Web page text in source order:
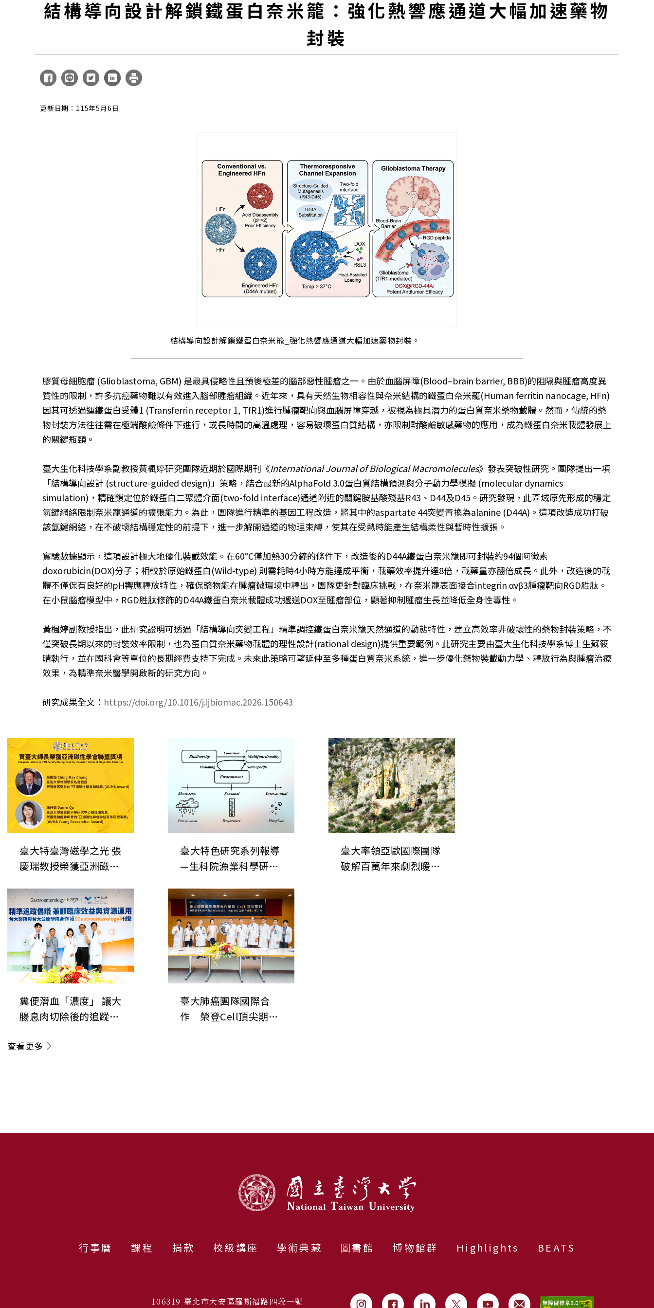
結構導向設計解鎖鐵蛋白奈米籠：強化熱響應通道大幅加速藥物
封裝
更新日期：115年5月6日
結構導向設計解鎖鐵蛋白奈米籠_強化熱響應通道大幅加速藥物封裝。
膠質母細胞瘤 (Glioblastoma, GBM) 是最具侵略性且預後極差的腦部惡性腫瘤之一。由於血腦屏障(Blood–brain barrier, BBB)的阻隔與腫瘤高度異
質性的限制，許多抗癌藥物難以有效進入腦部腫瘤組織。近年來，具有天然生物相容性與奈米結構的鐵蛋白奈米籠(Human ferritin nanocage, HFn)
因其可透過運鐵蛋白受體1 (Transferrin receptor 1, TfR1)進行腫瘤靶向與血腦屏障穿越，被視為極具潛力的蛋白質奈米藥物載體。然而，傳統的藥
物封裝方法往往需在極端酸鹼條件下進行，或長時間的高溫處理，容易破壞蛋白質結構，亦限制對酸鹼敏感藥物的應用，成為鐵蛋白奈米載體發展上
的關鍵瓶頸。
臺大生化科技學系副教授黃楓婷研究團隊近期於國際期刊《International Journal of Biological Macromolecules》發表突破性研究。團隊提出一項
「結構導向設計 (structure-guided design)」策略，結合最新的AlphaFold 3.0蛋白質結構預測與分子動力學模擬 (molecular dynamics
simulation)，精確鎖定位於鐵蛋白二聚體介面(two-fold interface)通道附近的關鍵胺基酸殘基R43、D44及D45。研究發現，此區域原先形成的穩定
氫鍵網絡限制奈米籠通道的擴張能力。為此，團隊進行精準的基因工程改造，將其中的aspartate 44突變置換為alanine (D44A)。這項改造成功打破
該氫鍵網絡，在不破壞結構穩定性的前提下，進一步解開通道的物理束縛，使其在受熱時能產生結構柔性與暫時性擴張。
實驗數據顯示，這項設計極大地優化裝載效能。在60°C僅加熱30分鐘的條件下，改造後的D44A鐵蛋白奈米籠即可封裝約94個阿黴素
doxorubicin(DOX)分子；相較於原始鐵蛋白(Wild-type) 則需耗時4小時方能達成平衡，載藥效率提升達8倍，載藥量亦翻倍成長。此外，改造後的載
體不僅保有良好的pH響應釋放特性，確保藥物能在腫瘤微環境中釋出，團隊更針對臨床挑戰，在奈米籠表面接合integrin αvβ3腫瘤靶向RGD胜肽。
在小鼠腦瘤模型中，RGD胜肽修飾的D44A鐵蛋白奈米載體成功遞送DOX至腫瘤部位，顯著抑制腫瘤生長並降低全身性毒性。
黃楓婷副教授指出，此研究證明可透過「結構導向突變工程」精準調控鐵蛋白奈米籠天然通道的動態特性，建立高效率非破壞性的藥物封裝策略，不
僅突破長期以來的封裝效率限制，也為蛋白質奈米藥物載體的理性設計(rational design)提供重要範例。此研究主要由臺大生化科技學系博士生蘇筱
晴執行，並在國科會等單位的長期經費支持下完成。未來此策略可望延伸至多種蛋白質奈米系統，進一步優化藥物裝載動力學、釋放行為與腫瘤治療
效果，為精準奈米醫學開啟新的研究方向。
研究成果全文： https://doi.org/10.1016/j.ijbiomac.2026.150643
臺大特臺灣磁學之光 張
慶瑞教授榮獲亞洲磁學
「AUMS Award」色研
究系列報導—生科院漁
業科學研究所揭開生態
系統穩定性的關鍵機制
臺大特色研究系列報導
—生科院漁業科學研究
的關鍵機制
臺大率領亞歐國際團隊
破解百萬年來劇烈暖化
糞便潛血「濃度」 讓大
腸息肉切除後的追蹤更
登上美國消化系醫學會
臺大肺癌團隊國際合
作 榮登Cell頂尖期刊
查看更多
行事曆 課程 捐款 校級講座 學術典藏 圖書館 博物館群 Highlights BEATS
106319 臺北市大安區羅斯福路四段一號